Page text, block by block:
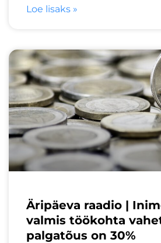
Loe lisaks »
Äripäeva raadio |
valmis töökohta
palgatõus on 30%